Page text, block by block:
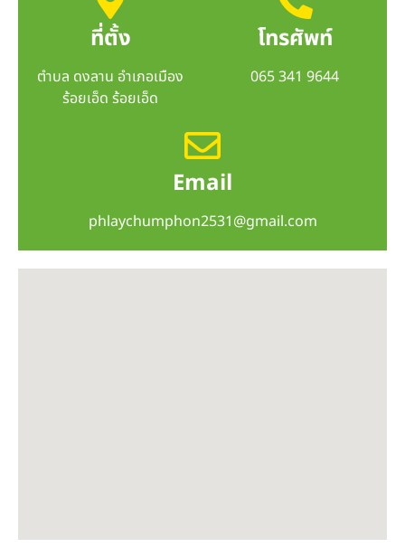
ที่ตั้ง
ตำบล ดงลาน อำเภอเมือง
ร้อยเอ็ด ร้อยเอ็ด
โทรศัพท์
065 341 9644
Email
phlaychumphon2531@gmail.com